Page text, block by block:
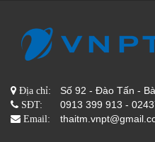
Địa chỉ: Số 92 - Đào Tấn -
SĐT: 0913 399 913 -
Email: